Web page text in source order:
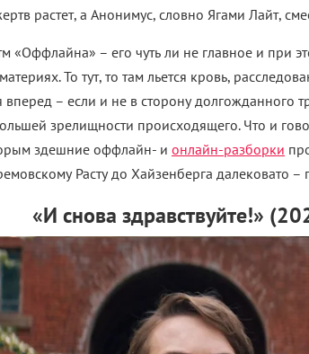
растет, а Анонимус, словно Ягами Лайт,
«Оффлайна» – его чуть ли не главное и при
То тут, то там льется кровь,
вперед – если и не в сторону долгожданного
зрелищности происходящего. Что и
здешние оффлайн- и онлайн-разборки
Расту до Хайзенберга далековато
«И снова здравствуйте!»